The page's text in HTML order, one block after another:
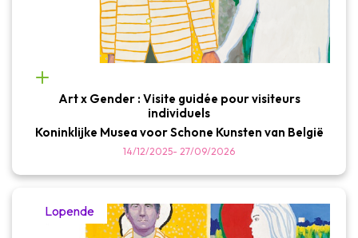
Art x Gender : Visite guidée pour visiteurs
individuels
Koninklijke Musea voor Schone Kunsten van België
14/12/2025- 27/09/2026
Lopende